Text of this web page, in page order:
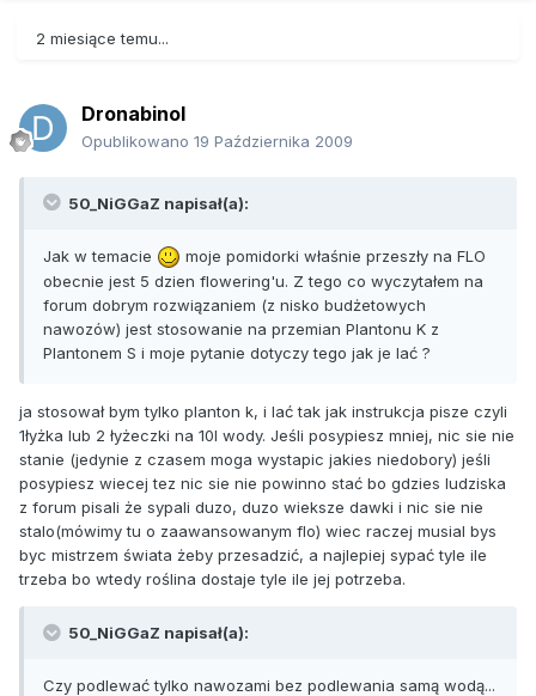
2 miesiące temu...
Dronabinol
Opublikowano 19 Października 2009
50_NiGGaZ napisał(a):
Jak w temacie
moje pomidorki właśnie przeszły na FLO
obecnie jest 5 dzien flowering'u. Z tego co wyczytałem na
forum dobrym rozwiązaniem (z nisko budżetowych
nawozów) jest stosowanie na przemian Plantonu K z
Plantonem S i moje pytanie dotyczy tego jak je lać ?
ja stosował bym tylko planton k, i lać tak jak instrukcja pisze czyli
1łyżka lub 2 łyżeczki na 10l wody. Jeśli posypiesz mniej, nic sie nie
stanie (jedynie z czasem moga wystapic jakies niedobory) jeśli
posypiesz wiecej tez nic sie nie powinno stać bo gdzies ludziska
z forum pisali że sypali duzo, duzo wieksze dawki i nic sie nie
stalo(mówimy tu o zaawansowanym flo) wiec raczej musial bys
byc mistrzem świata żeby przesadzić, a najlepiej sypać tyle ile
trzeba bo wtedy roślina dostaje tyle ile jej potrzeba.
50_NiGGaZ napisał(a):
Czy podlewać tylko nawozami bez podlewania samą wodą...